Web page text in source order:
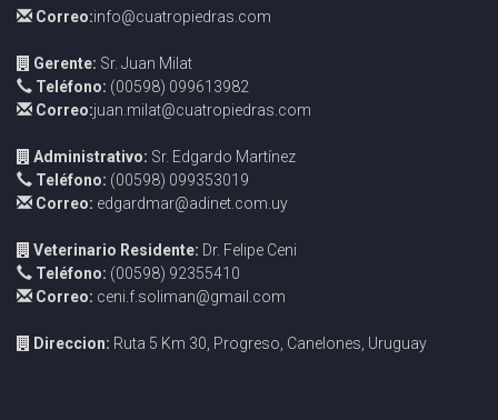
Correo:info@cuatropiedras.com
Gerente: Sr. Juan Milat
Teléfono: (00598) 099613982
Correo:juan.milat@cuatropiedras.com
Administrativo: Sr. Edgardo Martínez
Teléfono: (00598) 099353019
Correo: edgardmar@adinet.com.uy
Veterinario Residente: Dr. Felipe Ceni
Teléfono: (00598) 92355410
Correo: ceni.f.soliman@gmail.com
Direccion: Ruta 5 Km 30, Progreso, Canelones, Uruguay